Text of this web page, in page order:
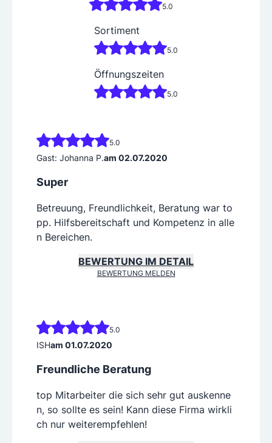
5.0
Sortiment
5.0
Öffnungszeiten
5.0
5.0
Gast: Johanna P.am 02.07.2020
Super
Betreuung, Freundlichkeit, Beratung war to
pp. Hilfsbereitschaft und Kompetenz in alle
n Bereichen.
BEWERTUNG IM DETAIL
BEWERTUNG MELDEN
5.0
ISHam 01.07.2020
Freundliche Beratung
top Mitarbeiter die sich sehr gut auskenne
n, so sollte es sein! Kann diese Firma wirkli
ch nur weiterempfehlen!